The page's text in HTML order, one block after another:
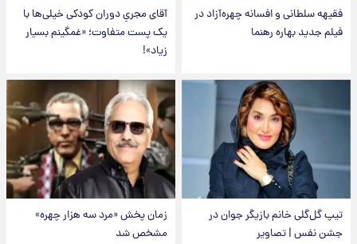
فقیهه سلطانی و افسانه چهره‌آزاد در
فیلم جدید بهاره رهنما
آقای مجریِ دوران کودکی خیلی‌ها با
یک پست متفاوت؛ «غمگینم بسیار
زیاد»!
تیپ گل‌گلی خانم بازیگر جوان در
جشن نفس | تصاویر
زمان پخش «مرد سه هزار چهره»
مشخص شد